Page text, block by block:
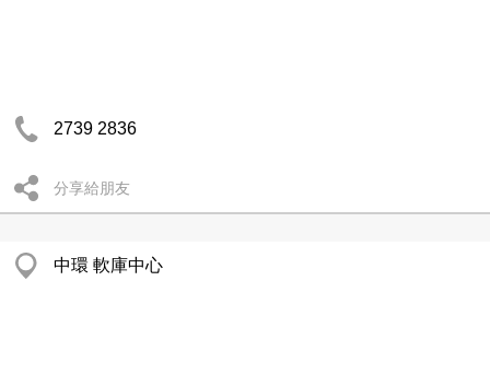
2739 2836
分享給朋友
中環 軟庫中心